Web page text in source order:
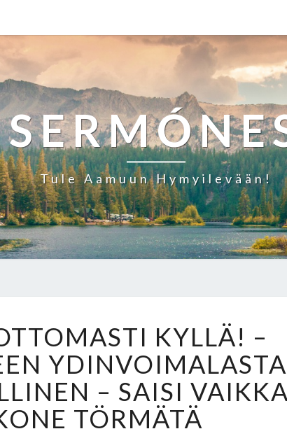
Tule Aamuun Hymyilevään!
Y
L
L
Ä
,
E
KYLLÄ! –
YDINVOIMALASTA
– SAISI VAIKKA
TÖRMÄTÄ